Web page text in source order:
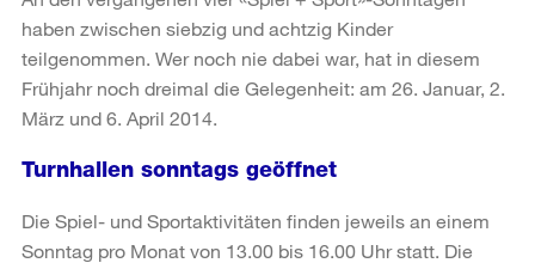
haben zwischen siebzig und achtzig Kinder
teilgenommen. Wer noch nie dabei war, hat in diesem
Frühjahr noch dreimal die Gelegenheit: am 26. Januar, 2.
März und 6. April 2014.
Turnhallen sonntags geöffnet
Die Spiel- und Sportaktivitäten finden jeweils an einem
Sonntag pro Monat von 13.00 bis 16.00 Uhr statt. Die